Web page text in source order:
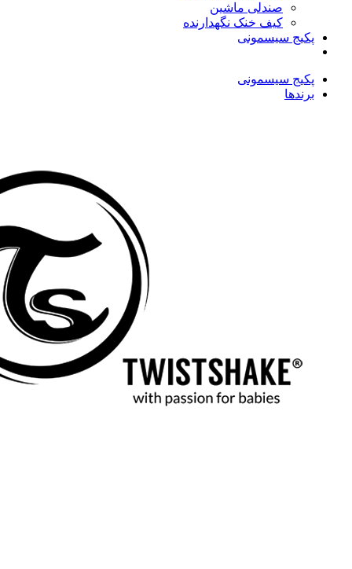
صندلی ماشین
کیف خنک نگهدارنده
پکیج سیسمونی
پکیج سیسمونی
برندها